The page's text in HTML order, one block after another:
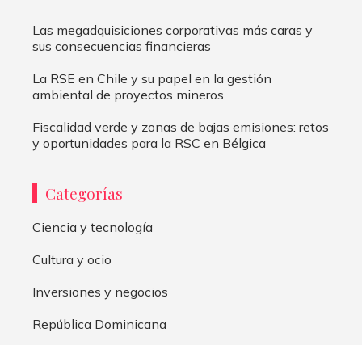
Las megadquisiciones corporativas más caras y
sus consecuencias financieras
La RSE en Chile y su papel en la gestión
ambiental de proyectos mineros
Fiscalidad verde y zonas de bajas emisiones: retos
y oportunidades para la RSC en Bélgica
Categorías
Ciencia y tecnología
Cultura y ocio
Inversiones y negocios
República Dominicana